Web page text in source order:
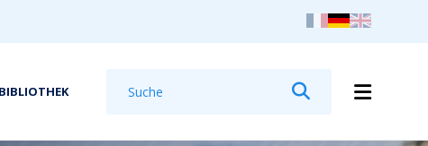
BIBLIOTHEK